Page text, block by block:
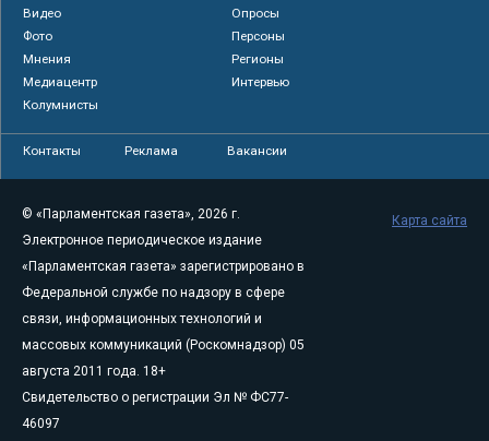
Видео
Опросы
Фото
Персоны
Мнения
Регионы
Медиацентр
Интервью
Колумнисты
Контакты Реклама Вакансии
© «Парламентская газета», 2026 г.
Электронное периодическое издание
«Парламентская газета» зарегистрировано в
Федеральной службе по надзору в сфере
связи, информационных технологий и
массовых коммуникаций (Роскомнадзор) 05
августа 2011 года. 18+
Свидетельство о регистрации Эл № ФС77-
46097
Карта сайта